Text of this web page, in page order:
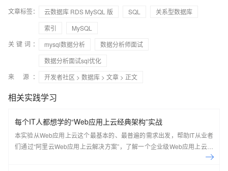
文章标签： 云数据库 RDS MySQL 版 SQL
关系型数据库
索引
MySQL
关键词：
mysql数据分析
数据分析师面试
数据分析面试sql优化
来 源：
开发者社区 > 数据库 > 文章 > 正文
相关实践学习
每个IT人都想学的“Web应用上云经典架构”实战
本实验从Web应用上云这个最基本的、最普遍的需求出发，帮助IT从业者
们通过“阿里云Web应用上云解决方案”，了解一个企业级Web应用上云的